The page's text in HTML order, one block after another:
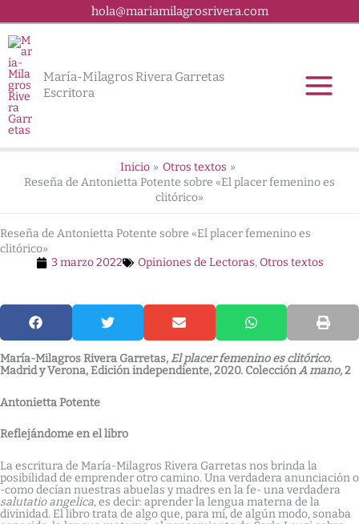
hola@mariamilagrosrivera.com
María-Milagros Rivera Garretas
Escritora
Inicio
Otros textos
Reseña de Antonietta Potente sobre «El placer femenino es
clitórico»
Reseña de Antonietta Potente sobre «El placer femenino es
clitórico»
3 marzo 2022
Opiniones de Lectoras,Otros textos
María-Milagros Rivera Garretas,El placer femenino es clitórico.
Madrid y Verona, Edición independiente, 2020. ColecciónA mano,2
Antonietta Potente
Reflejándome en el libro
La escritura de María-Milagros Rivera Garretas nos brinda la
posibilidad de emprender otro camino. Una verdadera anunciación o
-como decían nuestras abuelas y madres en la fe- una verdadera
salutatio angelica, es decir: aprender la lengua materna de la
divinidad. El libro trata de algo que, para mí, de algún modo, sonaba